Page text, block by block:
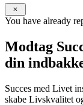
You have already
Modtag
din
Succes med Livet
skabe Livskvalitet